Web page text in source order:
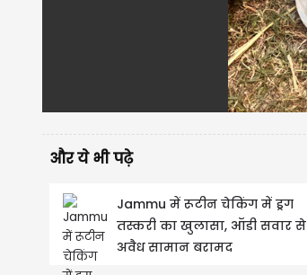
और ये भी पढ़े
Jammu में रूटीन चेकिंग में ड्रग
तस्करी का खुलासा, ऑडी सवार से
अवैध सामान बरामद